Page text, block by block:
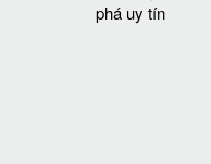
phá uy tín